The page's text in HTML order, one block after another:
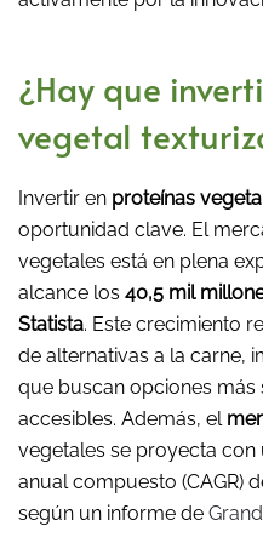
¿Hay que
vegetal
Invertir en proteínas
oportunidad clave. El
vegetales está en plena
alcance los 40,5 mil
Statista. Este crecimiento
de alternativas a la carne,
que buscan opciones más
accesibles. Además, el
vegetales se proyecta con
anual compuesto (CAGR)
según un informe de